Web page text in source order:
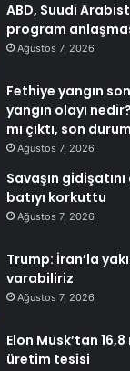
ABD, Suudi
program
Ağustos 7, 2026
Fethiye yangın
yangın olayı
mı çıktı, son
Ağustos 7, 2026
Savaşın
batıyı korkuttu
Ağustos 7, 2026
Trump: İran’la
varabiliriz
Ağustos 7, 2026
Elon Musk’tan
üretim tesisi